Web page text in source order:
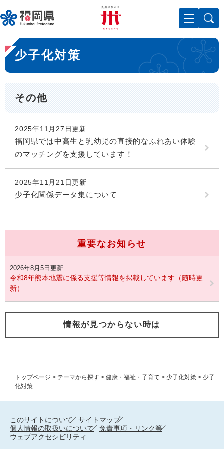
ー
ジ
先
頭
で
。
メニューを飛ばして本文へ
トップページ > テーマから探す > 健康・福祉・子育て > 少子化対策 > 少子
化対策
本
文
少子化対策
その他
2025年11月27日更新
福岡県では中高生と乳幼児の直接的なふれあい体験
のマッチングを支援しています！
2025年11月21日更新
少子化関係データ集について
重要なお知らせ
2026年8月5日更新
令和8年熊本地震に係る支援等情報を掲載しています（随時更
新）
情報が見つからない時は
このサイトについて
サイトマップ
個人情報の取扱いについて
免責事項・リンク等
ウェブアクセシビリティ